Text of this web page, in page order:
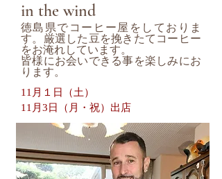
in the wind
徳島県でコーヒー屋をしておりま
す。厳選した豆を挽きたてコーヒー
をお淹れしています。
皆様にお会いできる事を楽しみにお
ります。
11月１日（土）
11月3日（月・祝）出店